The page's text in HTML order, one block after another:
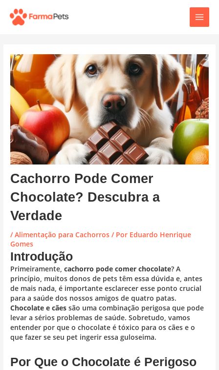
para
Main
Cachorro Pode Comer
Chocolate? Descubra a
Verdade
/Alimentação para Cachorros / Por Eduardo Henrique
Gomes
Introdução
Primeiramente,cachorro pode comer chocolate? A
princípio, muitos donos de pets têm essa dúvida e, antes
de mais nada, é importante esclarecer esse ponto crucial
para a saúde dos nossos amigos de quatro patas.
Chocolate e cães são uma combinação perigosa que pode
levar a sérios problemas de saúde. Sobretudo, vamos
entender por que o chocolate é tóxico para os cães e o
que fazer se seu pet ingerir essa guloseima.
Por Que o Chocolate é Perigoso
navigation